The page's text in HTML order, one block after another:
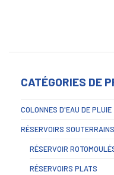
CATÉGORIES DE
COLONNES D'EAU DE PLUIE
RÉSERVOIRS SOUTERRAINS
RÉSERVOIR
RÉSERVOIRS PLATS